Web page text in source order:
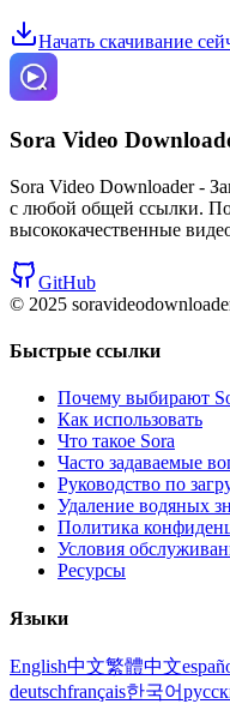
Начать скачивание
Sora Video
Sora Video Downloader -
с любой общей ссылки.
высококачественные
GitHub
© 2025
Быстрые ссылки
Почему выбирают
Как использовать
Что такое Sora
Часто задаваемые
Руководство по
Удаление водяных
Политика
Условия
Ресурсы
Языки
English中文繁體中文
deutschfrançais한국어